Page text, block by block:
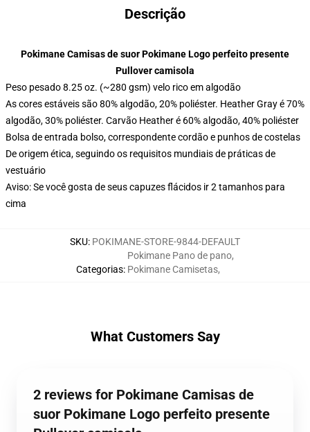
Descrição
Pokimane Camisas de suor Pokimane Logo perfeito presente
Pullover camisola
Peso pesado 8.25 oz. (~280 gsm) velo rico em algodão
As cores estáveis são 80% algodão, 20% poliéster. Heather Gray é 70%
algodão, 30% poliéster. Carvão Heather é 60% algodão, 40% poliéster
Bolsa de entrada bolso, correspondente cordão e punhos de costelas
De origem ética, seguindo os requisitos mundiais de práticas de
vestuário
Aviso: Se você gosta de seus capuzes flácidos ir 2 tamanhos para
cima
SKU: POKIMANE-STORE-9844-DEFAULT
Categorias:
Pokimane Pano de pano,
Pokimane Camisetas,
What Customers Say
2 reviews for Pokimane Camisas de
suor Pokimane Logo perfeito presente